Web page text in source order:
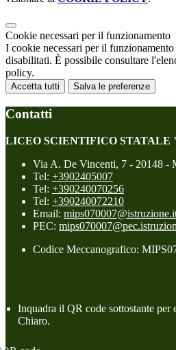
Cookie necessari per il funzionamento
I cookie necessari per il funzionamento
disabilitati. È possibile consultare
policy.
Accetta tutti Salva le preferenze
Contatti
LICEO SCIENTIFICO
Via A. De Vincenti, 7 - 20148 -
Tel: +3902405007
Tel: +390240070256
Tel: +390240072210
Email:
PEC:
Codice Meccanografico:
Inquadra il QR code sottostante per
Chiaro.